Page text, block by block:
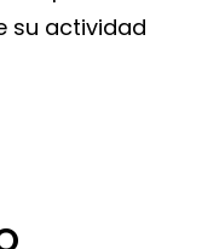
su actividad